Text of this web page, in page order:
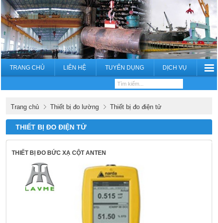
TRANG CHỦ LIÊN HỆ TUYỂN DỤNG DỊCH VỤ
Trang chủ Thiết bị đo lường Thiết bị đo điện tử
THIẾT BỊ ĐO ĐIỆN TỬ
THIẾT BỊ ĐO BỨC XẠ CỘT ANTEN